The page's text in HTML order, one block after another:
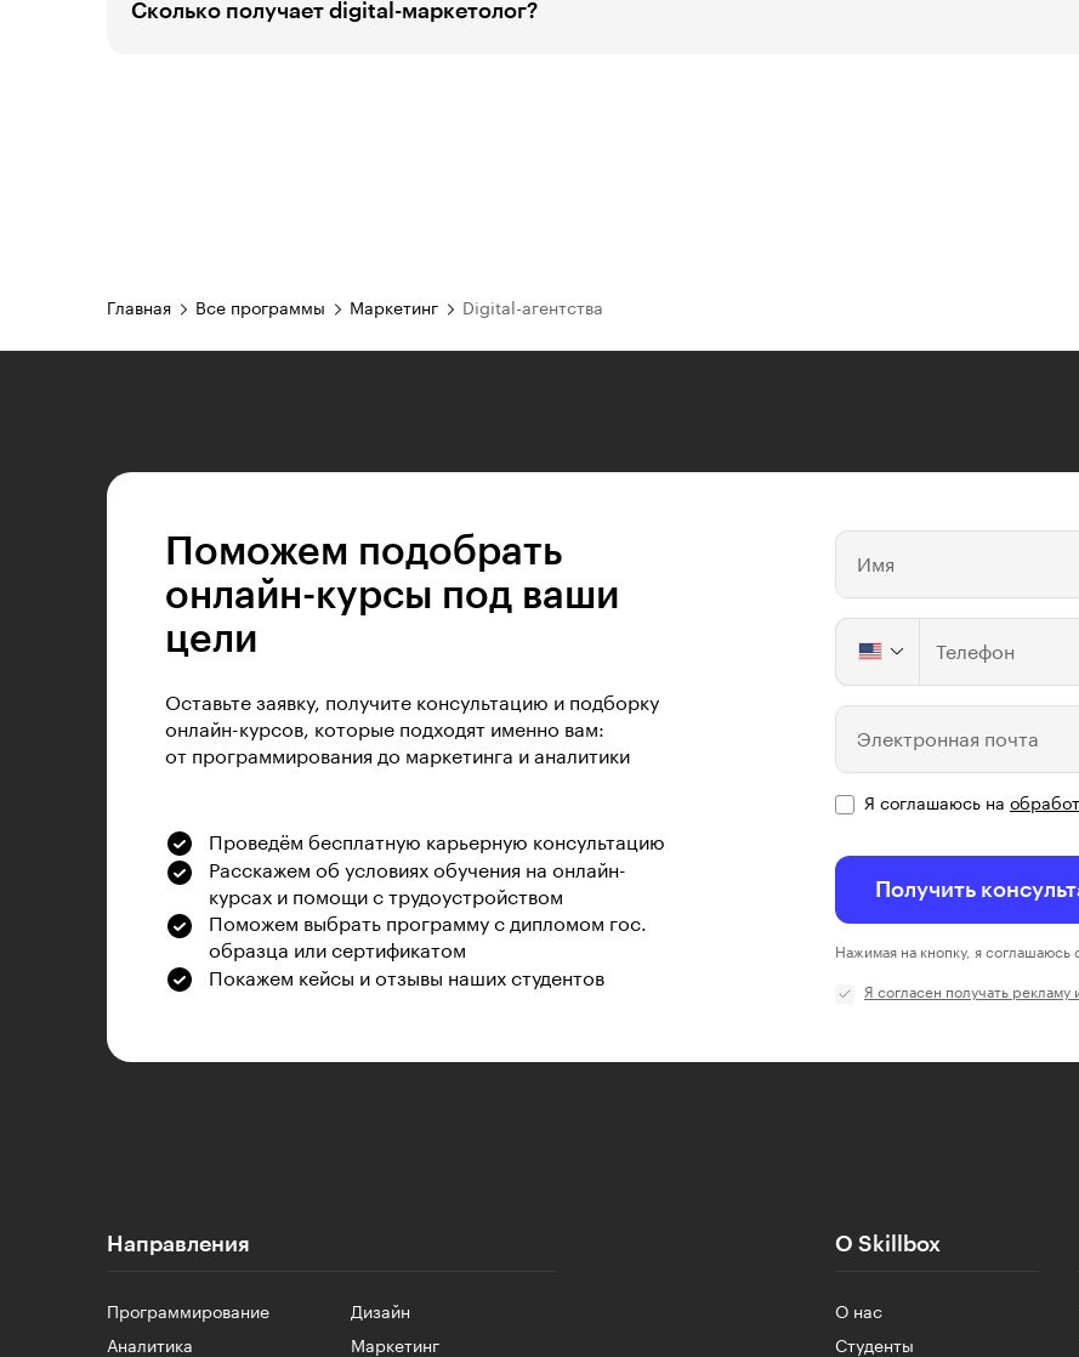
Сколько получает digital-маркетолог?
Главная Все программы Маркетинг Digital-агентства
Поможем подобрать
онлайн-курсы под ваши
цели
Оставьте заявку, получите консультацию и подборку
онлайн-курсов, которые подходят именно вам:
от программирования до маркетинга и аналитики
Проведём бесплатную карьерную консультацию
Расскажем об условиях обучения на онлайн-
курсах и помощи с трудоустройством
Поможем выбрать программу с дипломом гос.
образца или сертификатом
Покажем кейсы и отзывы наших студентов
Имя
Телефон
Электронная почта
Я соглашаюсь на
Получить
Нажимая на кнопку, я соглашаюсь
Я согласен получать рекламу
Направления
Программирование
Дизайн
Аналитика
Маркетинг
О Skillbox
О нас
Студенты